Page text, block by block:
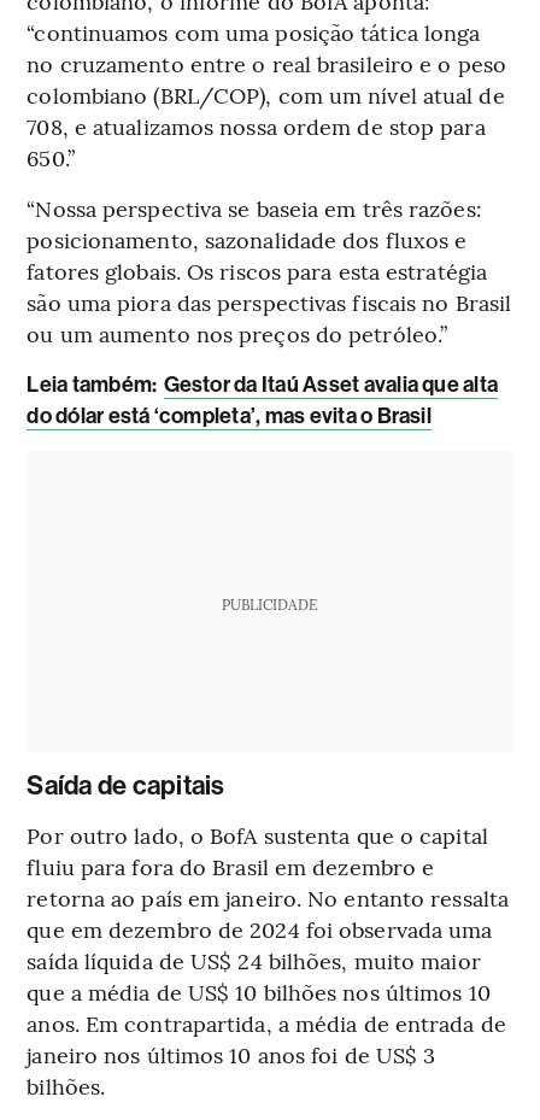
“continuamos com uma posição tática longa
no cruzamento entre o real brasileiro e o peso
colombiano (BRL/COP), com um nível atual de
708, e atualizamos nossa ordem de stop para
650.”
“Nossa perspectiva se baseia em três razões:
posicionamento, sazonalidade dos fluxos e
fatores globais. Os riscos para esta estratégia
são uma piora das perspectivas fiscais no Brasil
ou um aumento nos preços do petróleo.”
Leia também: Gestor da Itaú Asset avalia que alta
do dólar está ‘completa’, mas evita o Brasil
PUBLICIDADE
Saída de capitais
Por outro lado, o BofA sustenta que o capital
fluiu para fora do Brasil em dezembro e
retorna ao país em janeiro. No entanto ressalta
que em dezembro de 2024 foi observada uma
saída líquida de US$ 24 bilhões, muito maior
que a média de US$ 10 bilhões nos últimos 10
anos. Em contrapartida, a média de entrada de
janeiro nos últimos 10 anos foi de US$ 3
bilhões.